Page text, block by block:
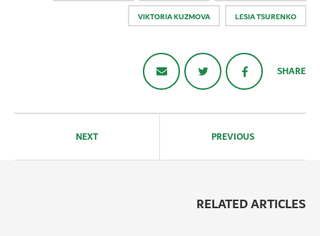
LESIA TSURENKO
VIKTORIA KUZMOVA
SHARE
تصفّح
PREVIOUS
NEXT
RELATED ARTICLES